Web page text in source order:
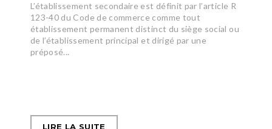
L’établissement secondaire est définit par l’article R
123-40 du Code de commerce comme tout
établissement permanent distinct du siège social ou
de l’établissement principal et dirigé par une
préposé...
LIRE LA SUITE